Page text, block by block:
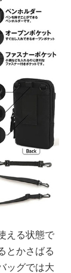
える状態で
とかさばる
ッグでは大